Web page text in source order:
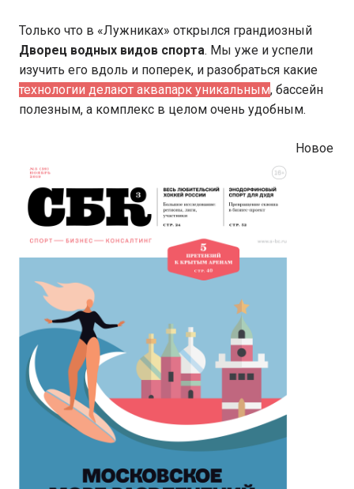
Только что в «Лужниках» открылся грандиозный
Дворец водных видов спорта. Мы уже и успели
изучить его вдоль и поперек, и разобраться какие
технологии делают аквапарк уникальным, бассейн
полезным, а комплекс в целом очень удобным.
Новое